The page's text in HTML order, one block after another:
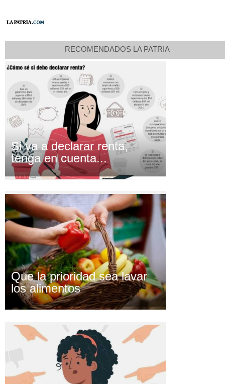
RECOMENDADOS LA PATRIA
Si va a declarar renta,
tenga en cuenta...
Que la prioridad sea lavar
los alimentos